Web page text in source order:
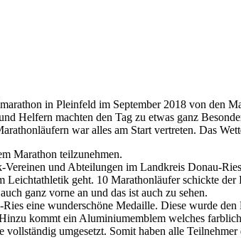
in Pleinfeld im September 2018 von den
Helfern machten den Tag zu etwas ganz
war alles am Start vertreten. Das
Marathon teilzunehmen.
und Abteilungen im Landkreis Donau-
geht. 10 Marathonläufer schickte
ganz vorne an und das ist auch zu sehen.
eine wunderschöne Medaille. Diese wurde
kommt ein Aluminiumemblem welches
umgesetzt. Somit haben alle